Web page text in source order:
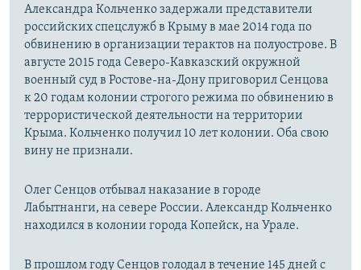
Александра Кольченко задержали представители
российских спецслужб в Крыму в мае 2014 года по
обвинению в организации терактов на полуострове. В
августе 2015 года Северо-Кавказский окружной
военный суд в Ростове-на-Дону приговорил Сенцова
к 20 годам колонии строгого режима по обвинению в
террористической деятельности на территории
Крыма. Кольченко получил 10 лет колонии. Оба свою
вину не признали.
Олег Сенцов отбывал наказание в городе
Лабытнанги, на севере России. Александр Кольченко
находился в колонии города Копейск, на Урале.
В прошлом году Сенцов голодал в течение 145 дней с